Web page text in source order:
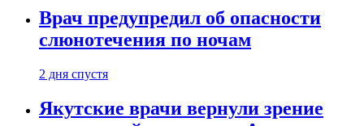
Врач предупредил об опасности
слюнотечения по ночам
2 дня спустя
Якутские врачи вернули зрение